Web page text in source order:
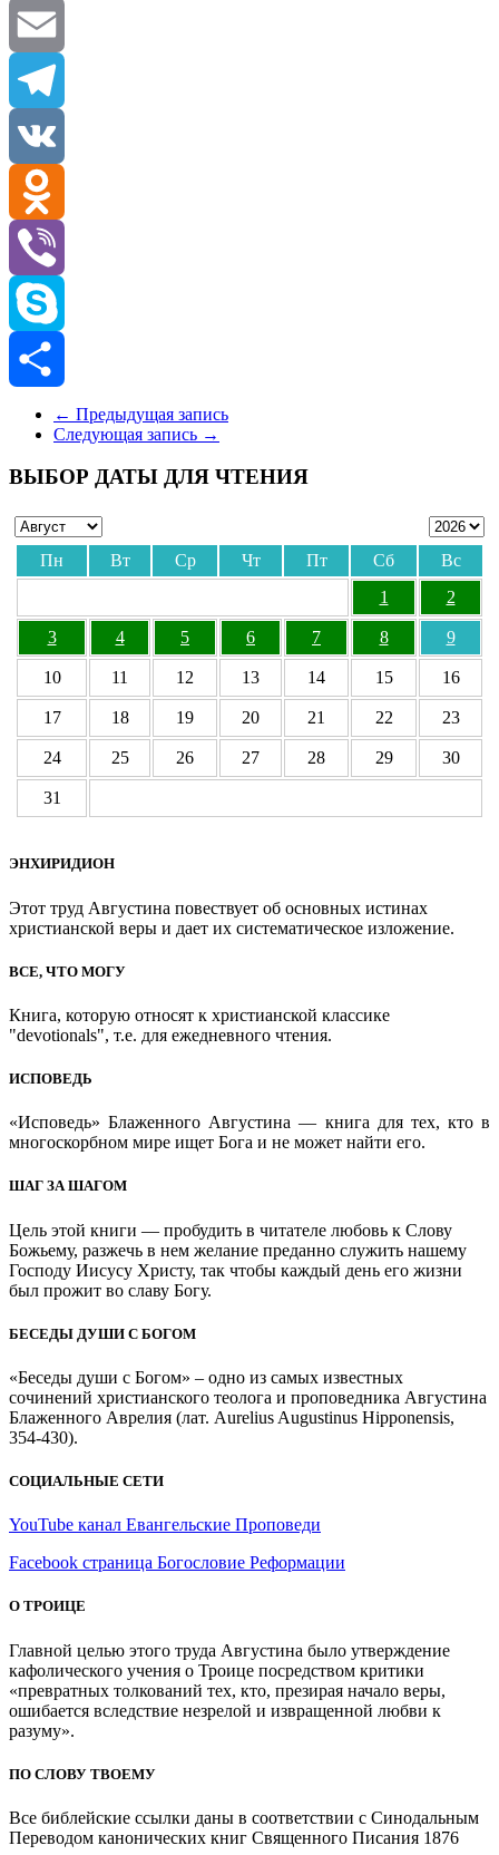
Twitter
Email
Telegram
VK
Odnoklassniki
Viber
Skype
Отправить
← Предыдущая запись
Следующая запись →
ВЫБОР ДАТЫ ДЛЯ ЧТЕНИЯ
Пн Вт Ср Чт Пт Сб
Вс
1
2
3 4 5 6 7 8 9
10 11 12 13 14 15 16
17 18 19 20 21 22 23
24 25 26 27 28 29 30
31
ЭНХИРИДИОН
Этот труд Августина повествует об основных истинах
христианской веры и дает их систематическое изложение.
ВСЕ, ЧТО МОГУ
Книга, которую относят к христианской классике
"devotionals", т.е. для ежедневного чтения.
ИСПОВЕДЬ
«Исповедь» Блаженного Августина — книга для тех, кто в
многоскорбном мире ищет Бога и не может найти его.
ШАГ ЗА ШАГОМ
Цель этой книги — пробудить в читателе любовь к Слову
Божьему, разжечь в нем желание преданно служить нашему
Господу Иисусу Христу, так чтобы каждый день его жизни
был прожит во славу Богу.
БЕСЕДЫ ДУШИ С БОГОМ
«Беседы души с Богом» – одно из самых известных
сочинений христианского теолога и проповедника Августина
Блаженного Аврелия (лат. Aurelius Augustinus Hipponensis,
354-430).
СОЦИАЛЬНЫЕ СЕТИ
YouTube канал Евангельские Проповеди
Facebook страница Богословие Реформации
О ТРОИЦЕ
Главной целью этого труда Августина было утверждение
кафолического учения о Троице посредством критики
«превратных толкований тех, кто, презирая начало веры,
ошибается вследствие незрелой и извращенной любви к
разуму».
ПО СЛОВУ ТВОЕМУ
Все библейские ссылки даны в соответствии с Синодальным
Переводом канонических книг Священного Писания 1876